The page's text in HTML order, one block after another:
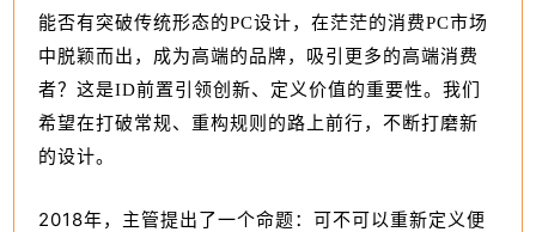
能否有突破传统形态的PC设计，在茫茫的消费PC市场
中脱颖而出，成为高端的品牌，吸引更多的高端消费
者？这是ID前置引领创新、定义价值的重要性。我们
希望在打破常规、重构规则的路上前行，不断打磨新
的设计。
2018年，主管提出了一个命题：可不可以重新定义便